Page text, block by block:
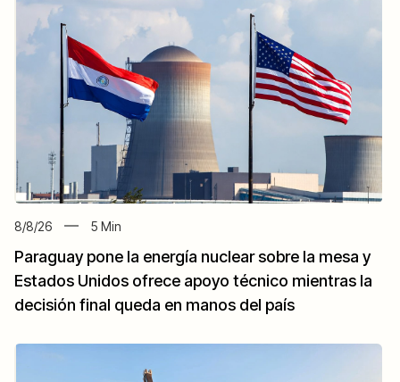
8/8/26 5 Min
Paraguay pone la energía nuclear sobre la mesa y
Estados Unidos ofrece apoyo técnico mientras la
decisión final queda en manos del país